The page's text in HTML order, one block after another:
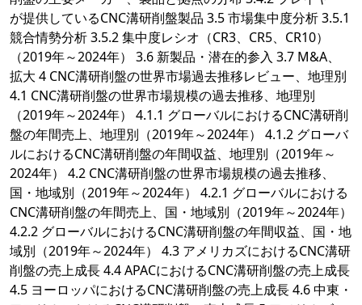
が提供しているCNC溝研削盤製品 3.5 市場集中度分析 3.5.1
競合情勢分析 3.5.2 集中度レシオ（CR3、CR5、CR10）
（2019年～2024年） 3.6 新製品・潜在的参入 3.7 M&A、
拡大 4 CNC溝研削盤の世界市場過去推移レビュー、地理別
4.1 CNC溝研削盤の世界市場規模の過去推移、地理別
（2019年～2024年） 4.1.1 グローバルにおけるCNC溝研削
盤の年間売上、地理別（2019年～2024年） 4.1.2 グローバ
ルにおけるCNC溝研削盤の年間収益、地理別（2019年～
2024年） 4.2 CNC溝研削盤の世界市場規模の過去推移、
国・地域別（2019年～2024年） 4.2.1 グローバルにおける
CNC溝研削盤の年間売上、国・地域別（2019年～2024年）
4.2.2 グローバルにおけるCNC溝研削盤の年間収益、国・地
域別（2019年～2024年） 4.3 アメリカズにおけるCNC溝研
削盤の売上成長 4.4 APACにおけるCNC溝研削盤の売上成長
4.5 ヨーロッパにおけるCNC溝研削盤の売上成長 4.6 中東・